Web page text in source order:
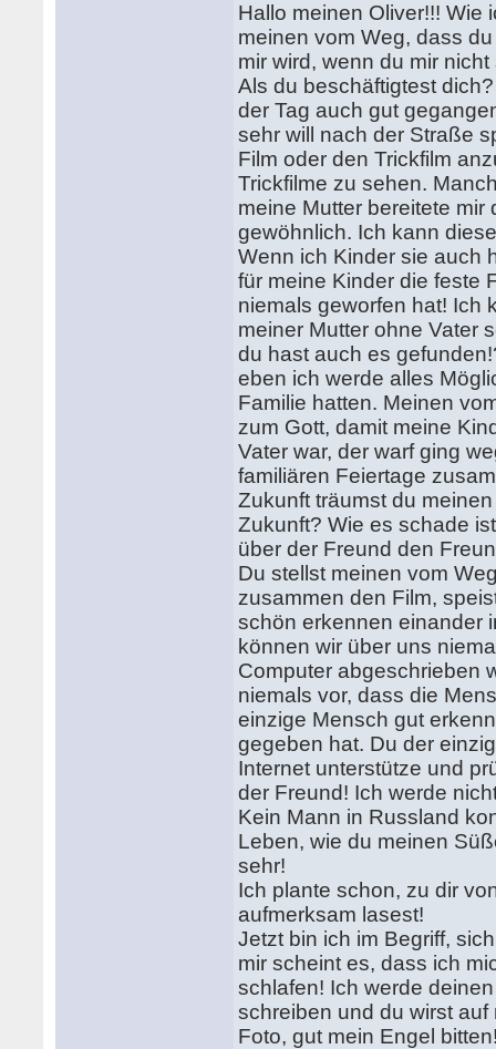
Hallo meinen Oliver!!! Wie
meinen vom Weg, dass
mir wird, wenn du mir
Als du beschäftigtest
der Tag auch gut
sehr will nach der Straße
Film oder den Trickfilm
Trickfilme zu sehen.
meine Mutter bereitete
gewöhnlich. Ich kann
Wenn ich Kinder sie auch
für meine Kinder die feste
niemals geworfen hat! Ich
meiner Mutter ohne Vater
du hast auch es
eben ich werde alles
Familie hatten. Meinen
zum Gott, damit meine
Vater war, der warf ging
familiären Feiertage
Zukunft träumst du
Zukunft? Wie es schade
über der Freund den
Du stellst meinen vom
zusammen den Film,
schön erkennen einander
können wir über uns
Computer abgeschrieben
niemals vor, dass die
einzige Mensch gut
gegeben hat. Du der
Internet unterstütze und
der Freund! Ich werde
Kein Mann in Russland
Leben, wie du meinen
sehr!
Ich plante schon, zu dir
aufmerksam lasest!
Jetzt bin ich im Begriff,
mir scheint es, dass ich
schlafen! Ich werde
schreiben und du wirst
Foto, gut mein Engel